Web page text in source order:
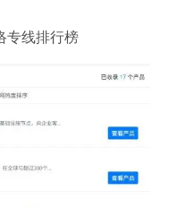
专线排行榜